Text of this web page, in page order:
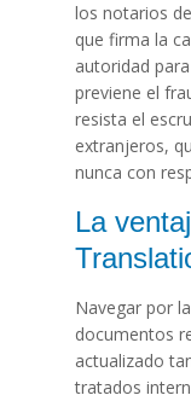
los notarios
que firma la
autoridad
previene el
resista el
extranjeros,
nunca con
La
Navegar por
documentos
actualizado
tratados